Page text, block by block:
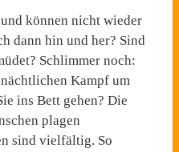
können nicht wieder
dann hin und her? Sind
Schlimmer noch:
Kampf um
ins Bett gehen? Die
plagen
sind vielfältig. So